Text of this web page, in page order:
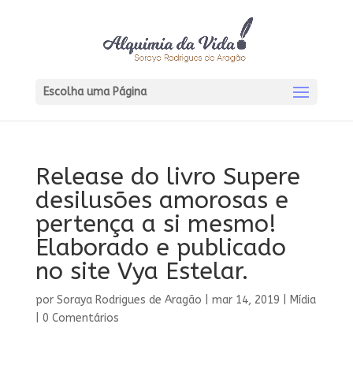
Escolha uma Página
Release do livro Supere
desilusões amorosas e
pertença a si mesmo!
Elaborado e publicado
no site Vya Estelar.
por Soraya Rodrigues de Aragão mar 14, 2019
Mídia
0 Comentários